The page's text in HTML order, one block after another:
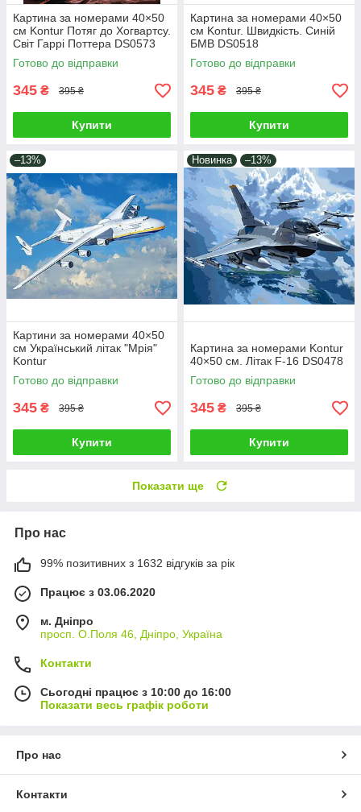
Картина за номерами 40×50
см Kontur Потяг до Хогвартсу.
Світ Гаррі Поттера DS0573
Готово до відправки
345 ₴ 395 ₴
Купити
Картина за номерами 40×50
см Kontur. Швидкість. Синій
БМВ DS0518
Готово до відправки
345 ₴ 395 ₴
Купити
–13%
Картини за номерами 40×50
см Український літак "Мрія"
Kontur
Готово до відправки
345 ₴ 395 ₴
Купити
Новинка –13%
Картина за номерами Kontur
40×50 см. Літак F-16 DS0478
Готово до відправки
345 ₴ 395 ₴
Купити
Показати ще
Про нас
99% позитивних з 1632 відгуків за рік
Працює з 03.06.2020
м. Дніпро
просп. О.Поля 46, Дніпро, Україна
Контакти
Сьогодні працює з 10:00 до 16:00
Показати весь графік роботи
Про нас
Контакти